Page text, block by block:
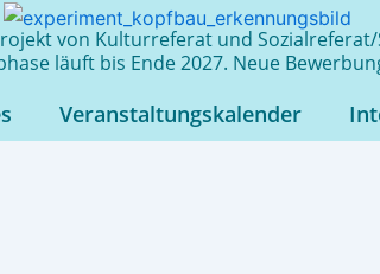
von Kulturreferat und
läuft bis Ende 2027. Neue
Veranstaltungskalender